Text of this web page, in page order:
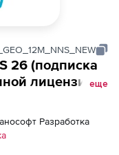
26 (подписка
лицензии),
на 1 год,
еще
Разработка